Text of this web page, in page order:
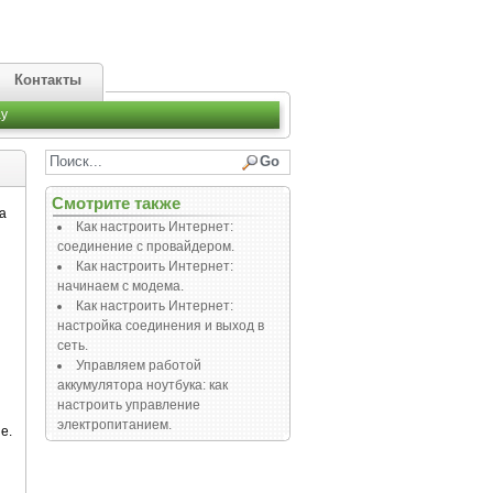
Контакты
Смотрите также
Как настроить Интернет:
соединение с провайдером.
Как настроить Интернет:
начинаем с модема.
Как настроить Интернет:
настройка соединения и выход в
сеть.
Управляем работой
аккумулятора ноутбука: как
настроить управление
электропитанием.